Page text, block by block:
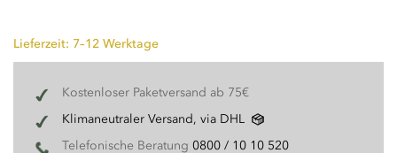
Lieferzeit: 7–12 Werktage
Kostenloser Paketversand ab 75€
Klimaneutraler Versand, via DHL
Telefonische Beratung 0800 / 10 10 520